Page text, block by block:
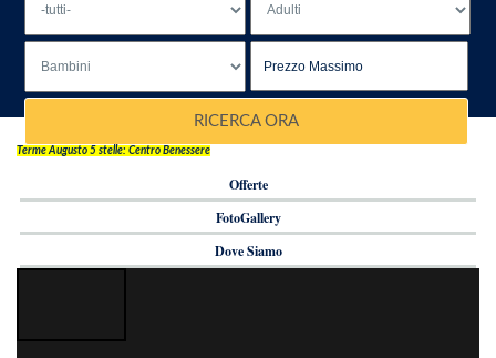
RICERCA ORA
Terme Augusto 5 stelle: Centro Benessere
Offerte
FotoGallery
Dove Siamo